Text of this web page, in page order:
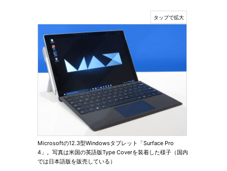
Microsoftの12.3型Windowsタブレット「Surface Pro
4」。写真は米国の英語版Type Coverを装着した様子（国内
では日本語版を販売している）